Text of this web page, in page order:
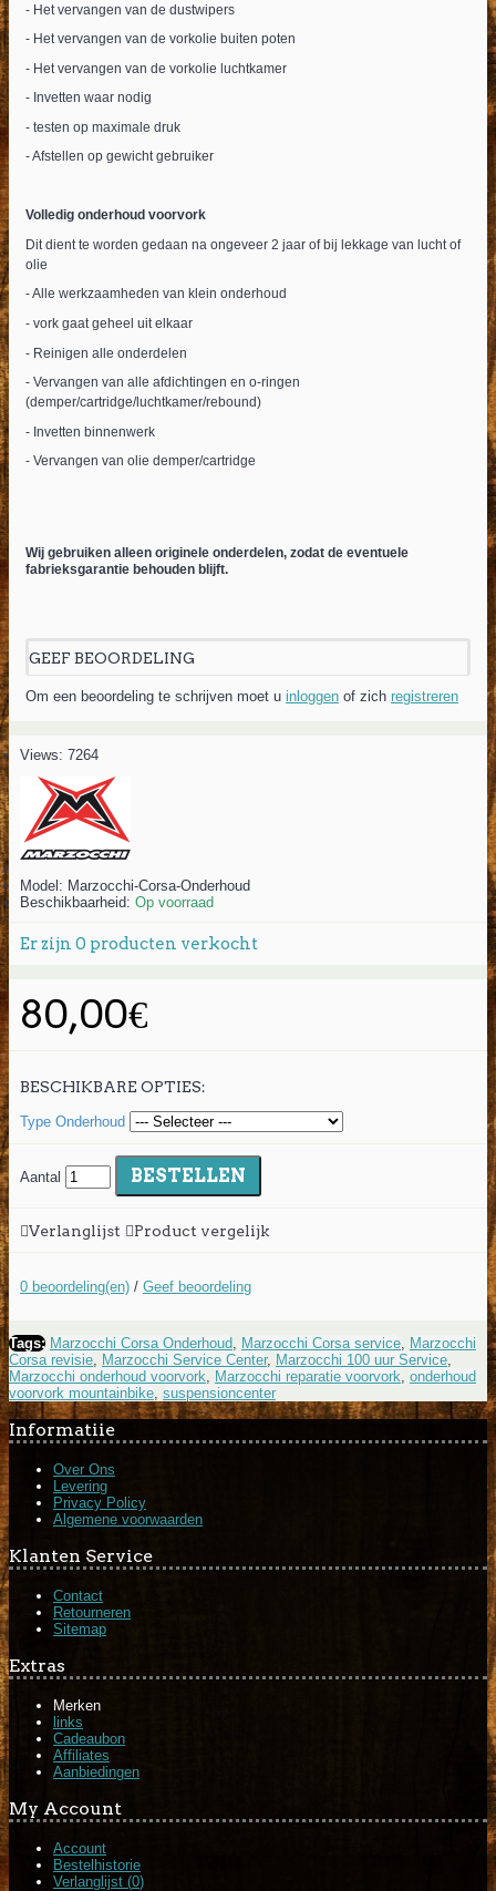
- Het vervangen van de dustwipers
- Het vervangen van de vorkolie buiten poten
- Het vervangen van de vorkolie luchtkamer
- Invetten waar nodig
- testen op maximale druk
- Afstellen op gewicht gebruiker
Volledig onderhoud voorvork
Dit dient te worden gedaan na ongeveer 2 jaar of bij lekkage van lucht of
olie
- Alle werkzaamheden van klein onderhoud
- vork gaat geheel uit elkaar
- Reinigen alle onderdelen
- Vervangen van alle afdichtingen en o-ringen
(demper/cartridge/luchtkamer/rebound)
- Invetten binnenwerk
- Vervangen van olie demper/cartridge
Wij gebruiken alleen originele onderdelen, zodat de eventuele
fabrieksgarantie behouden blijft.
GEEF BEOORDELING
Om een beoordeling te schrijven moet u inloggen of zich registreren
Views: 7264
Model: Marzocchi-Corsa-Onderhoud
Beschikbaarheid: Op voorraad
Er zijn 0 producten verkocht
80,00€
BESCHIKBARE OPTIES:
Type Onderhoud
Aantal BESTELLEN
Verlanglijst Product vergelijk
0 beoordeling(en) / Geef beoordeling
Tags: Marzocchi Corsa Onderhoud, Marzocchi Corsa service, Marzocchi
Corsa revisie, Marzocchi Service Center, Marzocchi 100 uur Service,
Marzocchi onderhoud voorvork, Marzocchi reparatie voorvork, onderhoud
voorvork mountainbike, suspensioncenter
Informatiie
Over Ons
Levering
Privacy Policy
Algemene voorwaarden
Klanten Service
Contact
Retourneren
Sitemap
Extras
Merken
links
Cadeaubon
Affiliates
Aanbiedingen
My Account
Account
Bestelhistorie
Verlanglijst (0)